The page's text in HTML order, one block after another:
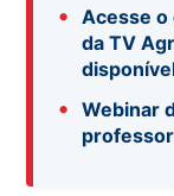
•
Acesse
da TV
•
Webinar